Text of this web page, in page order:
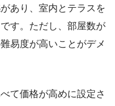
あり、室内とテラスを
す。ただし、部屋数が
易度が高いことがデメ
て価格が高めに設定さ